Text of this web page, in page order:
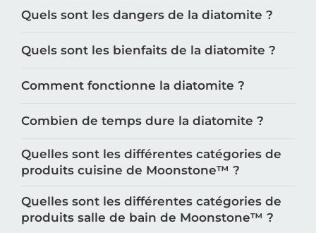
Quels sont les dangers de la diatomite ?
Quels sont les bienfaits de la diatomite ?
Comment fonctionne la diatomite ?
Combien de temps dure la diatomite ?
Quelles sont les différentes catégories de
produits cuisine de Moonstone™️ ?
Quelles sont les différentes catégories de
produits salle de bain de Moonstone™️ ?